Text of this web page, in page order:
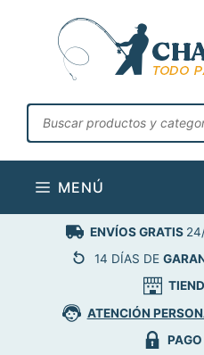
contenido
Búsqueda
de
productos
MENÚ
ENVÍOS GRATIS
14 DÍAS DE
ATENCIÓN
PAGO